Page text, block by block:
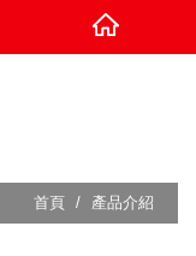
首頁 產品介紹